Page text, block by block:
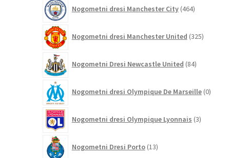
Nogometni dresi Manchester City 464izdelkov
Nogometni dresi Manchester United 325izdelkov
Nogometni Dresi Newcastle United 84izdelkov
Nogometni dresi Olympique De Marseille 0
Nogometni dresi Olympique Lyonnais 3izdelki
Nogometni Dresi Porto 13izdelkov